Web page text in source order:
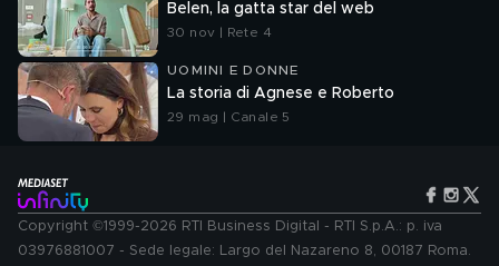
Belen, la gatta star del web
30 nov | Rete 4
UOMINI E DONNE
La storia di Agnese e Roberto
29 mag | Canale 5
Copyright ©1999-2026 RTI Business Digital - RTI S.p.A.: p. iva
03976881007 - Sede legale: Largo del Nazareno 8, 00187 Roma.